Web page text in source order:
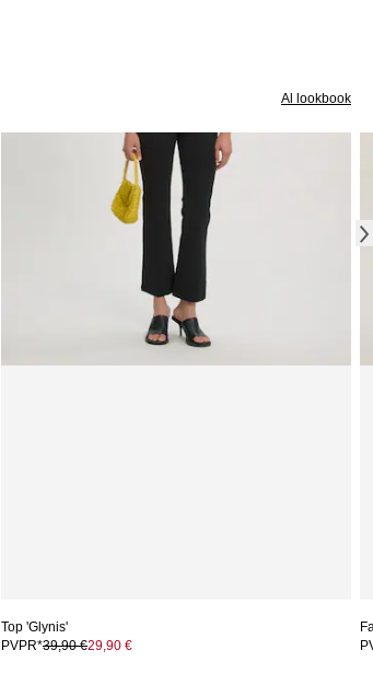
Al lookbook
Top 'Glynis'
PVPR*39,90 €29,90 €